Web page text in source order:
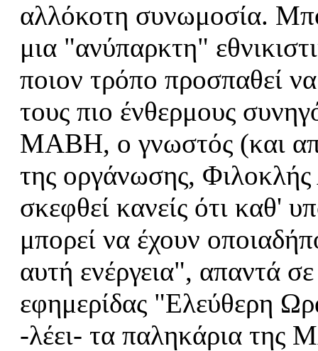
αλλόκοτη συνωμοσία.
μια "ανύπαρκτη"
ποιον τρόπο προσπαθεί
τους πιο ένθερμους
ΜΑΒΗ, ο γνωστός (και
της οργάνωσης,
σκεφθεί κανείς ότι καθ'
μπορεί να έχουν
αυτή ενέργεια", απαντά
εφημερίδας "Ελεύθερη
-λέει- τα παληκάρια της